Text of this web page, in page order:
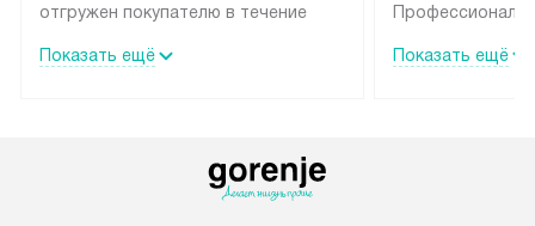
отгружен покупателю в течение
лейблом доставляется бесплатно
Возможна доставка товаров по
Показать ещё
эксплуатации
Показать ещё